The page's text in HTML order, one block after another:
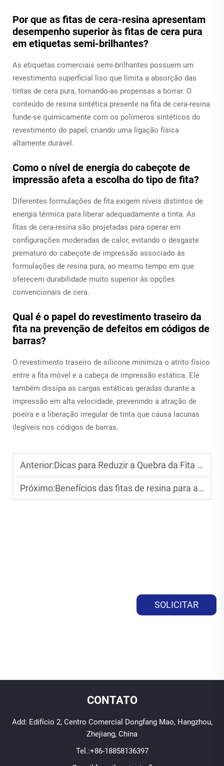
Por que as fitas de cera-resina apresentam
desempenho superior às fitas de cera pura
em etiquetas semi-brilhantes?
As etiquetas comerciais semi-brilhantes possuem um
revestimento superficial liso que limita a absorção das
tintas de cera pura, tornando-as propensas a borrar. O
conteúdo de resina sintética presente na fita de cera-resina
funde-se quimicamente com os polímeros sintéticos do
revestimento do papel, criando uma ligação física
altamente durável.
Como o nível de energia do cabeçote de
impressão afeta a escolha do tipo de fita?
Diferentes formulações de fita exigem níveis distintos de
energia térmica para liberar adequadamente a tinta. As
fitas de cera-resina são projetadas para operar em
configurações moderadas de calor, evitando o desgaste
prematuro do cabeçote de impressão associado às
formulações de resina pura, ao mesmo tempo em que
oferecem durabilidade muito superior às opções
convencionais de cera.
Qual é o papel do revestimento traseiro da
fita na prevenção de defeitos em códigos de
barras?
O revestimento traseiro de silicone minimiza o atrito físico
entre a fita móvel e a cabeça de impressão estática. Ele
também dissipa as cargas estáticas geradas durante a
impressão em alta velocidade, prevenindo a atração de
poeira e a liberação irregular de tinta que causa lacunas
ilegíveis nos códigos de barras.
Anterior:Dicas para Reduzir a Quebra da Fita Durante a Impressão
Próximo:Benefícios das fitas de resina para a durabilidade de etiquetas externas
SOLICITAR
CONTATO
Add: Edifício 2, Centro Comercial Dongfang Mao, Hangzhou,
Zhejiang, China
Tel.:+86-18858136397